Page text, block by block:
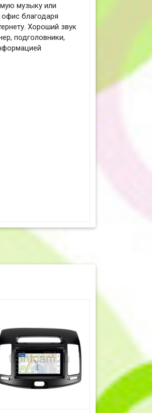
музыку или
благодаря
Хороший звук
подголовники,